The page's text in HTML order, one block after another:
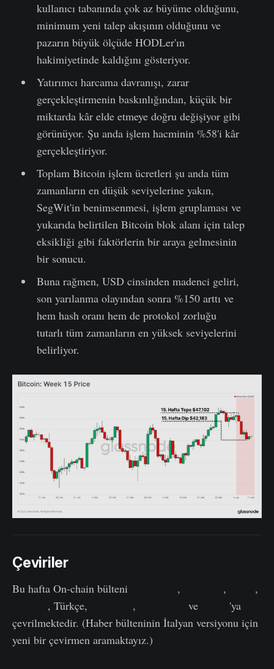
kullanıcı tabanında çok az büyüme olduğunu,
minimum yeni talep akışının olduğunu ve
pazarın büyük ölçüde HODLer'ın
hakimiyetinde kaldığını gösteriyor.
Yatırımcı harcama davranışı, zarar
gerçekleştirmenin baskınlığından, küçük bir
miktarda kâr elde etmeye doğru değişiyor gibi
görünüyor. Şu anda işlem hacminin %58'i kâr
gerçekleştiriyor.
Toplam Bitcoin işlem ücretleri şu anda tüm
zamanların en düşük seviyelerine yakın,
SegWit'in benimsenmesi, işlem gruplaması ve
yukarıda belirtilen Bitcoin blok alanı için talep
eksikliği gibi faktörlerin bir araya gelmesinin
bir sonucu.
Buna rağmen, USD cinsinden madenci geliri,
son yarılanma olayından sonra %150 arttı ve
hem hash oranı hem de protokol zorluğu
tutarlı tüm zamanların en yüksek seviyelerini
belirliyor.
Çeviriler
Bu hafta On-chain bülteni , ,
,
, Türkçe, , ve
'ya
çevrilmektedir. (Haber bülteninin İtalyan versiyonu için
yeni bir çevirmen aramaktayız.)